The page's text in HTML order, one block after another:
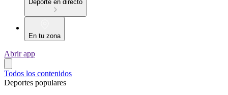
Deporte en directo
En tu zona
Abrir app
Todos los contenidos
Deportes populares